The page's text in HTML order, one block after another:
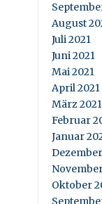
August
Juli 2021
Juni 2021
Mai 2021
April 2021
März 2021
Februar
Januar
Oktober